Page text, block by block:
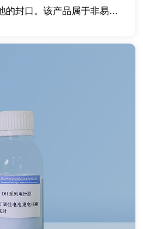
的封口。该产品属于非易燃